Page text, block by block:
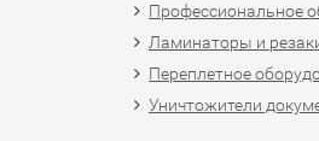
Профессиональное
Ламинаторы и
Переплетное
Уничтожители